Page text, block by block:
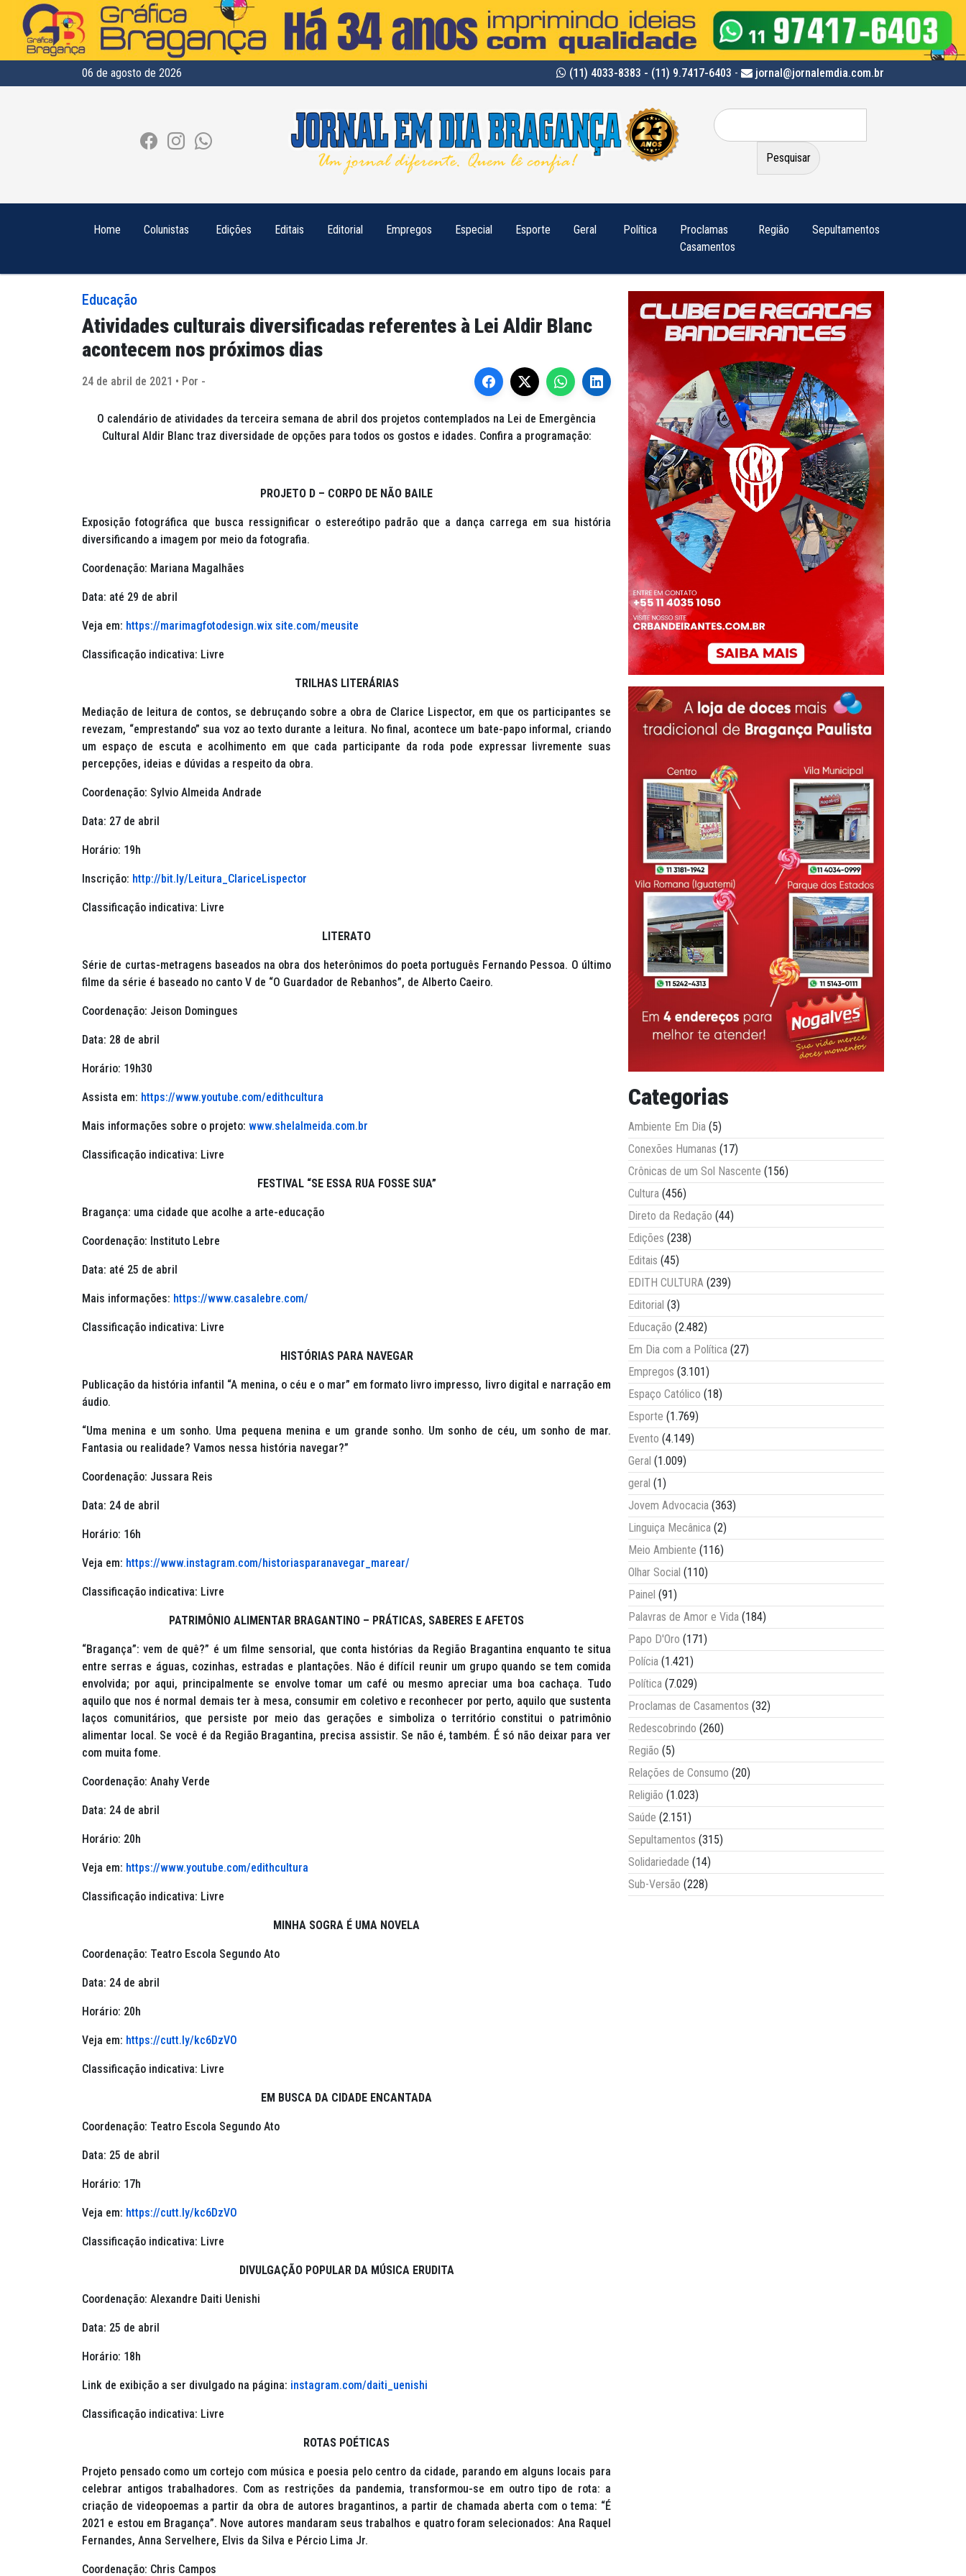
06 de agosto de 2026 (11) 4033-8383 - (11) 9.7417-6403 - jornal@jornalemdia.com.br
Pesquisar
por:
Home Colunistas Edições Editais Editorial Empregos Especial Esporte Geral Política
Proclamas
Casamentos
Região Sepultamentos
Educação
Atividades culturais diversificadas referentes à Lei Aldir Blanc
acontecem nos próximos dias
24 de abril de 2021 • Por -
O calendário de atividades da terceira semana de abril dos projetos contemplados na Lei de Emergência
Cultural Aldir Blanc traz diversidade de opções para todos os gostos e idades. Confira a programação:
PROJETO D – CORPO DE NÃO BAILE
Exposição fotográfica que busca ressignificar o estereótipo padrão que a dança carrega em sua história
diversificando a imagem por meio da fotografia.
Coordenação: Mariana Magalhães
Data: até 29 de abril
Veja em: https://marimagfotodesign.wix site.com/meusite
Classificação indicativa: Livre
TRILHAS LITERÁRIAS
Mediação de leitura de contos, se debruçando sobre a obra de Clarice Lispector, em que os participantes se
revezam, “emprestando” sua voz ao texto durante a leitura. No final, acontece um bate-papo informal, criando
um espaço de escuta e acolhimento em que cada participante da roda pode expressar livremente suas
percepções, ideias e dúvidas a respeito da obra.
Coordenação: Sylvio Almeida Andrade
Data: 27 de abril
Horário: 19h
Inscrição: http://bit.ly/Leitura_ClariceLispector
Classificação indicativa: Livre
LITERATO
Série de curtas-metragens baseados na obra dos heterônimos do poeta português Fernando Pessoa. O último
filme da série é baseado no canto V de “O Guardador de Rebanhos”, de Alberto Caeiro.
Coordenação: Jeison Domingues
Data: 28 de abril
Horário: 19h30
Assista em: https://www.youtube.com/edithcultura
Mais informações sobre o projeto: www.shelalmeida.com.br
Classificação indicativa: Livre
FESTIVAL “SE ESSA RUA FOSSE SUA”
Bragança: uma cidade que acolhe a arte-educação
Coordenação: Instituto Lebre
Data: até 25 de abril
Mais informações: https://www.casalebre.com/
Classificação indicativa: Livre
HISTÓRIAS PARA NAVEGAR
Publicação da história infantil “A menina, o céu e o mar” em formato livro impresso, livro digital e narração em
áudio.
“Uma menina e um sonho. Uma pequena menina e um grande sonho. Um sonho de céu, um sonho de mar.
Fantasia ou realidade? Vamos nessa história navegar?”
Coordenação: Jussara Reis
Data: 24 de abril
Horário: 16h
Veja em: https://www.instagram.com/historiasparanavegar_marear/
Classificação indicativa: Livre
PATRIMÔNIO ALIMENTAR BRAGANTINO – PRÁTICAS, SABERES E AFETOS
“Bragança”: vem de quê?” é um filme sensorial, que conta histórias da Região Bragantina enquanto te situa
entre serras e águas, cozinhas, estradas e plantações. Não é difícil reunir um grupo quando se tem comida
envolvida; por aqui, principalmente se envolve tomar um café ou mesmo apreciar uma boa cachaça. Tudo
aquilo que nos é normal demais ter à mesa, consumir em coletivo e reconhecer por perto, aquilo que sustenta
laços comunitários, que persiste por meio das gerações e simboliza o território constitui o patrimônio
alimentar local. Se você é da Região Bragantina, precisa assistir. Se não é, também. É só não deixar para ver
com muita fome.
Coordenação: Anahy Verde
Data: 24 de abril
Horário: 20h
Veja em: https://www.youtube.com/edithcultura
Classificação indicativa: Livre
MINHA SOGRA É UMA NOVELA
Coordenação: Teatro Escola Segundo Ato
Data: 24 de abril
Horário: 20h
Veja em: https://cutt.ly/kc6DzVO
Classificação indicativa: Livre
EM BUSCA DA CIDADE ENCANTADA
Coordenação: Teatro Escola Segundo Ato
Data: 25 de abril
Horário: 17h
Veja em: https://cutt.ly/kc6DzVO
Classificação indicativa: Livre
DIVULGAÇÃO POPULAR DA MÚSICA ERUDITA
Coordenação: Alexandre Daiti Uenishi
Data: 25 de abril
Horário: 18h
Link de exibição a ser divulgado na página: instagram.com/daiti_uenishi
Classificação indicativa: Livre
ROTAS POÉTICAS
Projeto pensado como um cortejo com música e poesia pelo centro da cidade, parando em alguns locais para
celebrar antigos trabalhadores. Com as restrições da pandemia, transformou-se em outro tipo de rota: a
criação de videopoemas a partir da obra de autores bragantinos, a partir de chamada aberta com o tema: “É
2021 e estou em Bragança”. Nove autores mandaram seus trabalhos e quatro foram selecionados: Ana Raquel
Fernandes, Anna Servelhere, Elvis da Silva e Pércio Lima Jr.
Coordenação: Chris Campos
Categorias
Ambiente Em Dia (5)
Conexões Humanas (17)
Crônicas de um Sol Nascente (156)
Cultura (456)
Direto da Redação (44)
Edições (238)
Editais (45)
EDITH CULTURA (239)
Editorial (3)
Educação (2.482)
Em Dia com a Política (27)
Empregos (3.101)
Espaço Católico (18)
Esporte (1.769)
Evento (4.149)
Geral (1.009)
geral (1)
Jovem Advocacia (363)
Linguiça Mecânica (2)
Meio Ambiente (116)
Olhar Social (110)
Painel (91)
Palavras de Amor e Vida (184)
Papo D'Oro (171)
Polícia (1.421)
Política (7.029)
Proclamas de Casamentos (32)
Redescobrindo (260)
Região (5)
Relações de Consumo (20)
Religião (1.023)
Saúde (2.151)
Sepultamentos (315)
Solidariedade (14)
Sub-Versão (228)